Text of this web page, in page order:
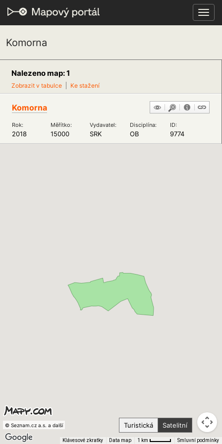
Komorna
Nalezeno map: 1
Zobrazit v tabulce Ke stažení
Komorna
Rok: Měřítko: Vydavatel: Disciplína: ID:
2018 15000 SRK OB 9774
Klávesové zkratky Data map 1 km Smluvní podmínky
© Seznam.cz a.s. a další Turistická Satelitní